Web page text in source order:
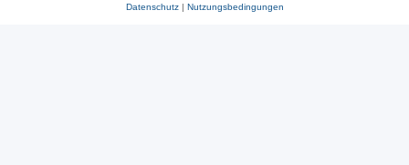
Datenschutz| Nutzungsbedingungen